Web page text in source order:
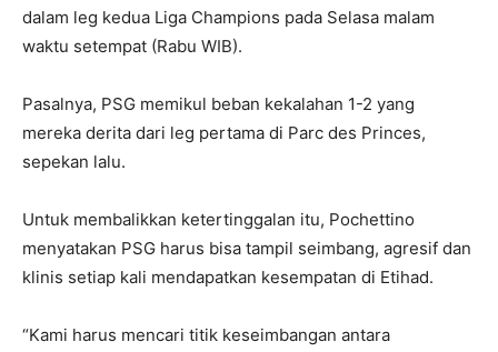
dalam leg kedua Liga Champions pada Selasa malam
waktu setempat (Rabu WIB).
Pasalnya, PSG memikul beban kekalahan 1-2 yang
mereka derita dari leg pertama di Parc des Princes,
sepekan lalu.
Untuk membalikkan ketertinggalan itu, Pochettino
menyatakan PSG harus bisa tampil seimbang, agresif dan
klinis setiap kali mendapatkan kesempatan di Etihad.
“Kami harus mencari titik keseimbangan antara